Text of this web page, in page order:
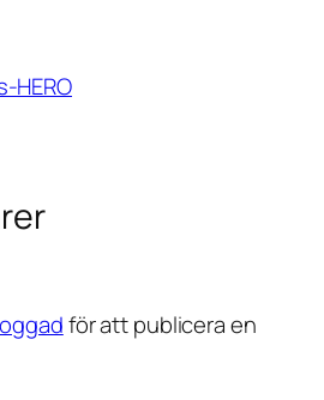
HERO
för att publicera en